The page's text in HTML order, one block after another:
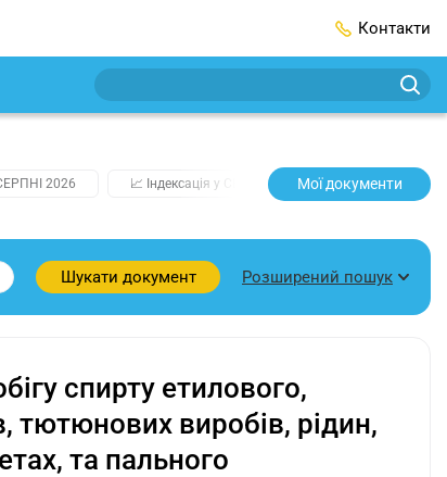
Контакти
2026 📈 Індексація у СЕРПНІ 2️⃣0️⃣2️⃣7️⃣ Усі
Мої документи
Шукати документ Розширений пошук
спирту етилового,
тютюнових виробів, рідин,
та пального